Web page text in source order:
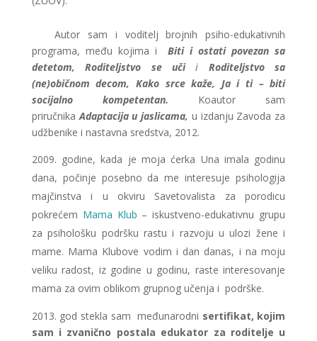
Autor sam i voditelj brojnih psiho-edukativnih
programa, među kojima iBiti i ostati povezan sa
detetom, Roditeljstvo se učii Roditeljstvo sa
(ne)običnom decom, Kako srce kaže, Ja i ti – biti
socijalno kompetentan. Koautor sam
priručnikaAdaptacija u jaslicama, u izdanju Zavoda za
udžbenike i nastavna sredstva, 2012.
godine, kada je moja ćerka Una imala godinu
dana, počinje posebno da me interesuje psihologija
majčinstva i u okviru Savetovalista za porodicu
pokrećem Mama Klub – iskustveno-edukativnu grupu
za psihološku podršku rastu i razvoju u ulozi žene i
mame. Mama Klubove vodim i dan danas, i na moju
veliku radost, iz godine u godinu, raste interesovanje
mama za ovim oblikom grupnog učenja i podrške.
2013. god stekla sam međunarodni sertifikat, kojim
sam i zvanično postala edukator za roditelje u